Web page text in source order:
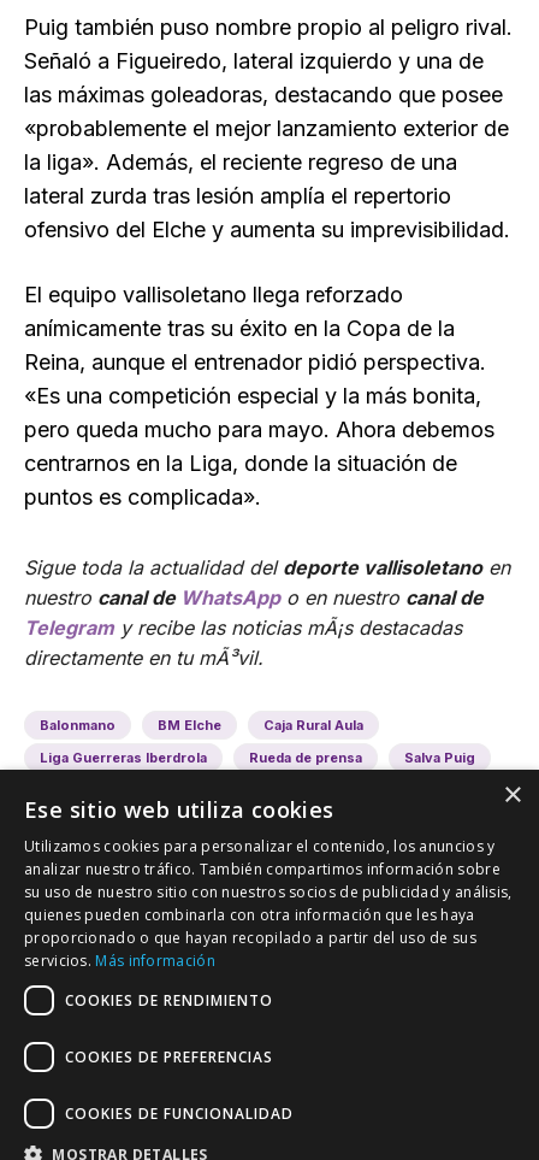
Puig también puso nombre propio al peligro rival.
Señaló a Figueiredo, lateral izquierdo y una de
las máximas goleadoras, destacando que posee
«probablemente el mejor lanzamiento exterior de
la liga». Además, el reciente regreso de una
lateral zurda tras lesión amplía el repertorio
ofensivo del Elche y aumenta su imprevisibilidad.
El equipo vallisoletano llega reforzado
anímicamente tras su éxito en la Copa de la
Reina, aunque el entrenador pidió perspectiva.
«Es una competición especial y la más bonita,
pero queda mucho para mayo. Ahora debemos
centrarnos en la Liga, donde la situación de
puntos es complicada».
Sigue toda la actualidad del deporte vallisoletanoen
nuestro canal de WhatsAppo en nuestro canal de
Telegramy recibe las noticias mÃ¡s destacadas
directamente en tu mÃ³vil.
Balonmano BM Elche
Caja Rural Aula
Liga Guerreras Iberdrola
Rueda de prensa Salva Puig
VALLADOLID DEPORTIVO
Colaboración Contacto
×
Ese sitio web utiliza cookies
Utilizamos cookies para personalizar el contenido, los anuncios y
analizar nuestro tráfico. También compartimos información sobre
su uso de nuestro sitio con nuestros socios de publicidad y análisis,
quienes pueden combinarla con otra información que les haya
proporcionado o que hayan recopilado a partir del uso de sus
servicios. Más información
COOKIES DE RENDIMIENTO
COOKIES DE PREFERENCIAS
COOKIES DE FUNCIONALIDAD
MOSTRAR DETALLES